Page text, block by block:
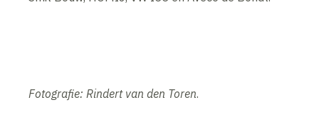
Fotografie: Rindert van den Toren.